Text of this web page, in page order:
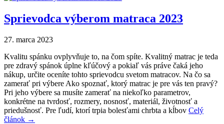
Sprievodca výberom matraca 2023
27. marca 2023
Kvalitu spánku ovplyvňuje to, na čom spíte. Kvalitný matrac je teda
pre zdravý spánok úplne kľúčový a pokiaľ vás práve čaká jeho
nákup, určite oceníte tohto sprievodcu svetom matracov. Na čo sa
zamerať pri výbere Ako spoznať, ktorý matrac je pre vás ten pravý?
Pri jeho výbere sa musíte zamerať na niekoľko parametrov,
konkrétne na tvrdosť, rozmery, nosnosť, materiál, životnosť a
priedušnosť. Pre ľudí, ktorí trpia bolesťami chrbta a kĺbov Celý
článok →